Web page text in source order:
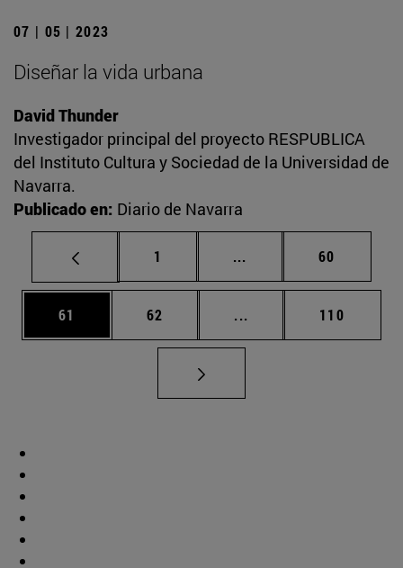
07 | 05 | 2023
Diseñar la vida urbana
David Thunder
Investigador principal del proyecto RESPUBLICA
del Instituto Cultura y Sociedad de la Universidad de
Navarra.
Publicado en: Diario de Navarra
Página
1 ... Páginas intermedias
Página
60
Página
61 Página
62 ... Páginas intermedias
Página
110